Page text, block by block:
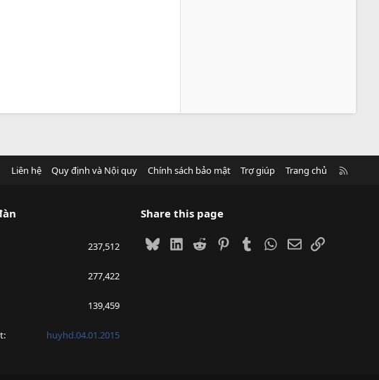
Liên hệ Quy định và Nội quy Chính sách bảo mật Trợ giúp Trang chủ
237,512
277,422
139,459
huyhd.04.01.2015
Share this page
BlueskyLinkedIn
Reddit PinterestTumblrWhatsApp
EmailLink